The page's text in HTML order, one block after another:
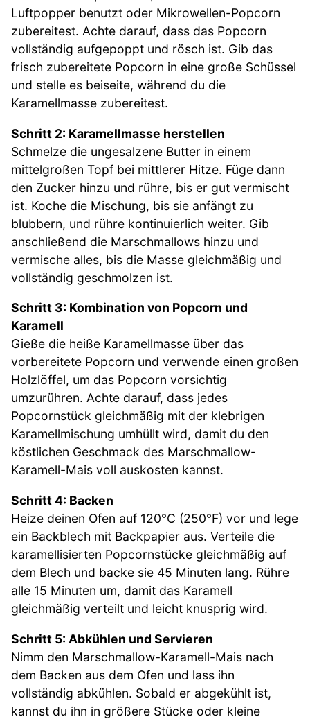
Luftpopper benutzt oder Mikrowellen-Popcorn
zubereitest. Achte darauf, dass das Popcorn
vollständig aufgepoppt und rösch ist. Gib das
frisch zubereitete Popcorn in eine große Schüssel
und stelle es beiseite, während du die
Karamellmasse zubereitest.
Schritt 2: Karamellmasse herstellen
Schmelze die ungesalzene Butter in einem
mittelgroßen Topf bei mittlerer Hitze. Füge dann
den Zucker hinzu und rühre, bis er gut vermischt
ist. Koche die Mischung, bis sie anfängt zu
blubbern, und rühre kontinuierlich weiter. Gib
anschließend die Marschmallows hinzu und
vermische alles, bis die Masse gleichmäßig und
vollständig geschmolzen ist.
Schritt 3: Kombination von Popcorn und
Karamell
Gieße die heiße Karamellmasse über das
vorbereitete Popcorn und verwende einen großen
Holzlöffel, um das Popcorn vorsichtig
umzurühren. Achte darauf, dass jedes
Popcornstück gleichmäßig mit der klebrigen
Karamellmischung umhüllt wird, damit du den
köstlichen Geschmack des Marschmallow-
Karamell-Mais voll auskosten kannst.
Schritt 4: Backen
Heize deinen Ofen auf 120°C (250°F) vor und lege
ein Backblech mit Backpapier aus. Verteile die
karamellisierten Popcornstücke gleichmäßig auf
dem Blech und backe sie 45 Minuten lang. Rühre
alle 15 Minuten um, damit das Karamell
gleichmäßig verteilt und leicht knusprig wird.
Schritt 5: Abkühlen und Servieren
Nimm den Marschmallow-Karamell-Mais nach
dem Backen aus dem Ofen und lass ihn
vollständig abkühlen. Sobald er abgekühlt ist,
kannst du ihn in größere Stücke oder kleine